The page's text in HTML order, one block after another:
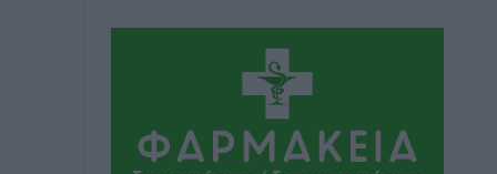
προόδου η ίδρυση Ακαδημίας
πριν 3 ώρες
Ιππότες: Με το βλέμμα στραμμένο στο